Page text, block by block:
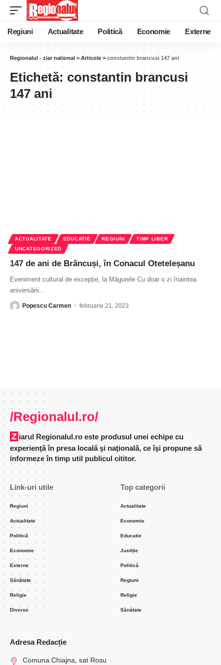
Regiuni Actualitate Politică Economie Externe
Regionalul - ziar national > Articole > constantin brancusi 147 ani
Etichetă: constantin brancusi
147 ani
ACTUALITATE EDUCATIE REGIUNI
TIMP LIBER
UNCATEGORIZED
147 de ani de Brâncuși, în Conacul Oteteleșanu
Eveniment cultural de excepție, la Măgurele Cu doar o zi înaintea
aniversării
Popescu Carmen februarie 21, 2023
/Regionalul.ro/
Ziarul Regionalul.ro este produsul unei echipe cu
experienţă în presa locală şi naţională, ce îşi propune să
informeze în timp util publicul cititor.
Link-uri utile
Regiuni
Actualitate
Politică
Economie
Externe
Sănătate
Religie
Diverse
Top categorii
Actualitate
Economie
Educatie
Justiție
Politică
Regiuni
Religie
Sănătate
Adresa Redacție
Comuna Chiajna, sat Rosu